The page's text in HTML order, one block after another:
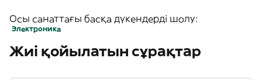
Осы санаттағы басқа дүкендерді шолу:
Электроника
Жиі қойылатын сұрақтар